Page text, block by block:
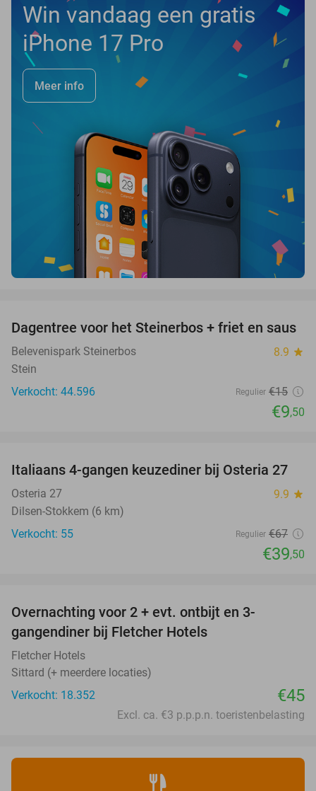
Win vandaag een gratis
iPhone 17 Pro
Meer info
37%
Dagentree voor het Steinerbos + friet en saus
Belevenispark Steinerbos 8.9 star
Stein
Verkocht: 44.596
Regulier €15
€9,50
41%
Italiaans 4-gangen keuzediner bij Osteria 27
Osteria 27 9.9 star
Dilsen-Stokkem (6 km)
Verkocht: 55
Regulier €67
€39,50
Overnachting voor 2 + evt. ontbijt en 3-
gangendiner bij Fletcher Hotels
Fletcher Hotels
Sittard (+ meerdere locaties)
Verkocht: 18.352
€45
Excl. ca. €3 p.p.p.n. toeristenbelasting